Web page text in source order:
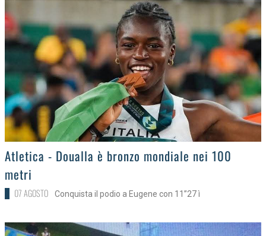
>
Atletica - Doualla è bronzo mondiale nei 100
metri
07 AGOSTO Conquista il podio a Eugene con 11”27 ì